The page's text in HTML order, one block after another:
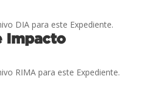
DIA para este Expediente.
Impacto
RIMA para este Expediente.